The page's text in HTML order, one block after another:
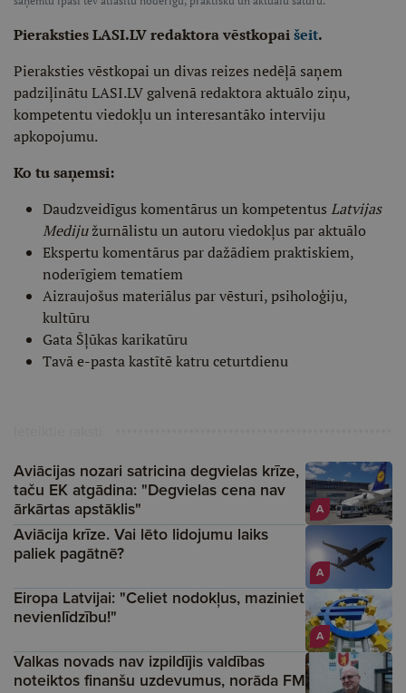
Pieraksties LASI.LV redaktora vēstkopaišeit.
Pieraksties vēstkopai un divas reizes nedēļā saņem
padziļinātu LASI.LV galvenā redaktora aktuālo ziņu,
kompetentu viedokļu un interesantāko interviju
apkopojumu.
Ko tu saņemsi:
Daudzveidīgus komentārus un kompetentus Latvijas
Medijužurnālistu un autoru viedokļus par aktuālo
Ekspertu komentārus par dažādiem praktiskiem,
noderīgiem tematiem
Aizraujošus materiālus par vēsturi, psiholoģiju,
kultūru
Gata Šļūkas karikatūru
Tavā e-pasta kastītē katru ceturtdienu
A
Aviācijas nozari satricina degvielas krīze,
taču EK atgādina: "Degvielas cena nav
ārkārtas apstāklis"
A
Aviācija krīze. Vai lēto lidojumu laiks
paliek pagātnē?
A
Eiropa Latvijai: "Celiet nodokļus, maziniet
nevienlīdzību!"
Valkas novads nav izpildījis valdības
noteiktos finanšu uzdevumus, norāda FM